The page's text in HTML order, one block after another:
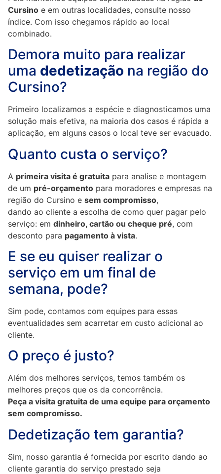
Cursino e em outras localidades, consulte nosso
índice. Com isso chegamos rápido ao local
combinado.
Demora muito para realizar
uma dedetização na região do
Cursino?
Primeiro localizamos a espécie e diagnosticamos uma
solução mais efetiva, na maioria dos casos é rápida a
aplicação, em alguns casos o local teve ser evacuado.
Quanto custa o serviço?
A primeira visita é gratuita para analise e montagem
de um pré-orçamento para moradores e empresas na
região do Cursino e sem compromisso,
dando ao cliente a escolha de como quer pagar pelo
serviço: em dinheiro, cartão ou cheque pré, com
desconto para pagamento à vista.
E se eu quiser realizar o
serviço em um final de
semana, pode?
Sim pode, contamos com equipes para essas
eventualidades sem acarretar em custo adicional ao
cliente.
O preço é justo?
Além dos melhores serviços, temos também os
melhores preços que os da concorrência.
Peça a visita gratuita de uma equipe para orçamento
sem compromisso.
Dedetização tem garantia?
Sim, nosso garantia é fornecida por escrito dando ao
cliente garantia do serviço prestado seja